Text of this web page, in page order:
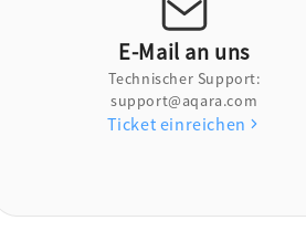
E-Mail an uns
Technischer Support:
support@aqara.com
Ticket einreichen